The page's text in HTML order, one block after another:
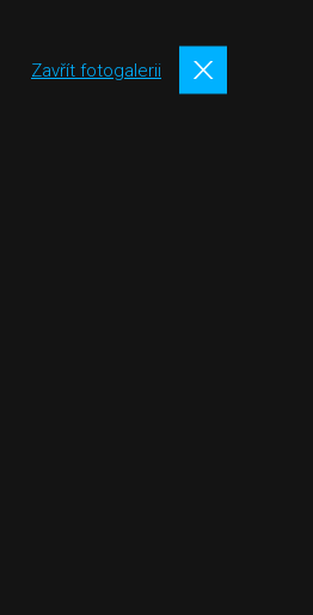
Zavřít fotogalerii